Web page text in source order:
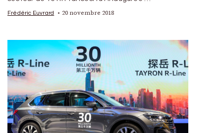
Frédéric Euvrard 20 novembre 2018